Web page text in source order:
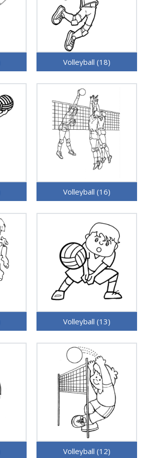
Volleyball (18)
Volleyball (16)
Volleyball (13)
Volleyball (12)